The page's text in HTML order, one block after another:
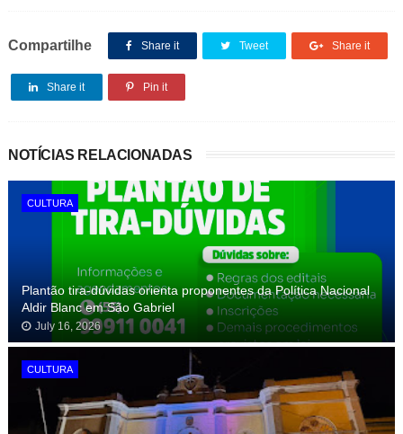
Compartilhe Share it Tweet Share it
Share it Pin it
NOTÍCIAS RELACIONADAS
CULTURA
Plantão tira-dúvidas orienta proponentes da Política Nacional
Aldir Blanc em São Gabriel
July 16, 2026
CULTURA